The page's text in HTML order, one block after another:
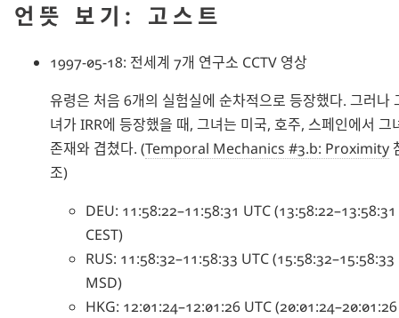
언뜻 보기: 고스트
1997-05-18: 전세계 7개 연구소 CCTV 영상
유령은 처음 6개의 실험실에 순차적으로 등장했다. 그러나
녀가 IRR에 등장했을 때, 그녀는 미국, 호주, 스페인에서 그
존재와 겹쳤다. (Temporal Mechanics #3.b: Proximity
조)
DEU: 11:58:22–11:58:31 UTC (13:58:22–13:58:31
CEST)
RUS: 11:58:32–11:58:33 UTC (15:58:32–15:58:33
MSD)
HKG: 12:01:24–12:01:26 UTC (20:01:24–20:01:26